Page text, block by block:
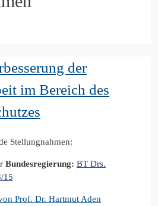
der
im Bereich des
Stellungnahmen:
Bundesregierung: BT Drs.
15
Prof. Dr. Hartmut Aden